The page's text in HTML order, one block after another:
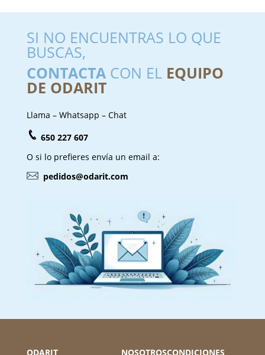
SI NO ENCUENTRAS LO QUE
BUSCAS,
CONTACTACON EL EQUIPO
DE ODARIT
Llama – Whatsapp – Chat
650 227 607
O si lo prefieres envía un email a:
pedidos@odarit.com
ODARIT NOSOTROSCONDICIONES